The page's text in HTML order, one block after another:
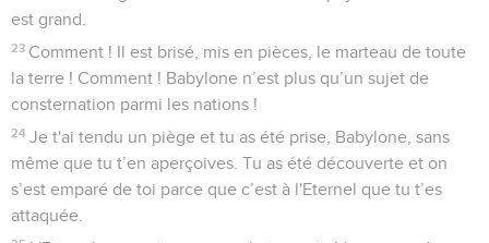
est grand.
23 Comment ! Il est brisé, mis en pièces, le marteau de toute
la terre ! Comment ! Babylone n’est plus qu’un sujet de
consternation parmi les nations !
24 Je t'ai tendu un piège et tu as été prise, Babylone, sans
même que tu t’en aperçoives. Tu as été découverte et on
s’est emparé de toi parce que c’est à l'Eternel que tu t’es
attaquée.